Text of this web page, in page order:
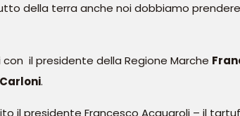
della terra anche noi dobbiamo
con il presidente della Regione Marche
.
il presidente Francesco Acquaroli – il